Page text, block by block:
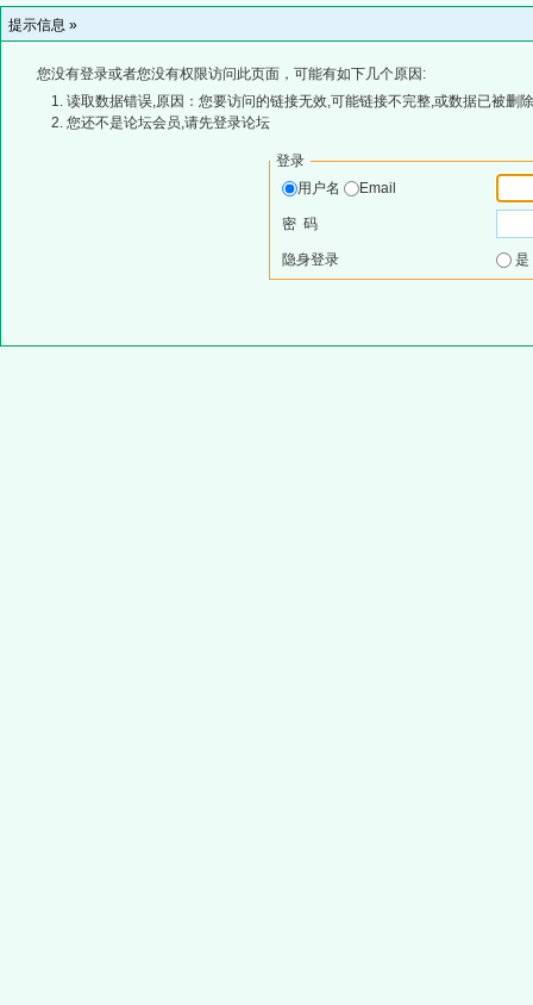
提示信息 »
您没有登录或者您没有权限访问此页面，可能有如下几个原因:
读取数据错误,原因：您要访问的链接无效,可能链接不完整,或数据已被删
您还不是论坛会员,请先登录论坛
登录
用户名
Email
密 码
隐身登录